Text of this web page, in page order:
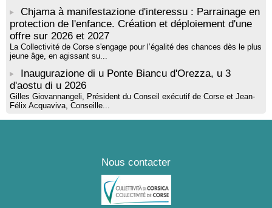
Chjama à manifestazione d'interessu : Parrainage en
protection de l'enfance. Création et déploiement d'une
offre sur 2026 et 2027
La Collectivité de Corse s'engage pour l’égalité des chances dès le plus
jeune âge, en agissant su...
Inaugurazione di u Ponte Biancu d'Orezza, u 3
d'aostu di u 2026
Gilles Giovannangeli, Président du Conseil exécutif de Corse et Jean-
Félix Acquaviva, Conseille...
Nous contacter